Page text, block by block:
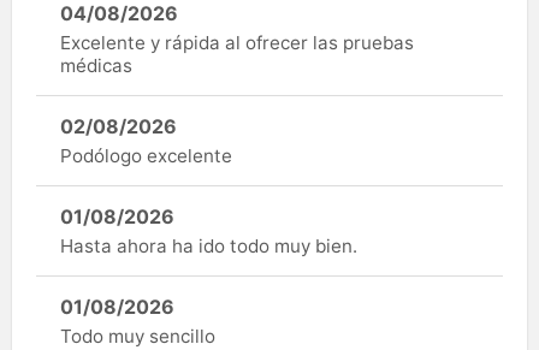
04/08/2026
Excelente y rápida al ofrecer las pruebas
médicas
02/08/2026
Podólogo excelente
01/08/2026
Hasta ahora ha ido todo muy bien.
01/08/2026
Todo muy sencillo